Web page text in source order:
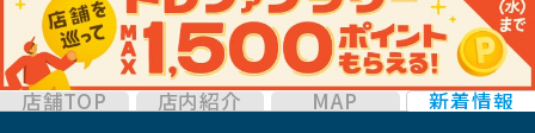
店舗TOP 店内紹介 MAP 新着情報